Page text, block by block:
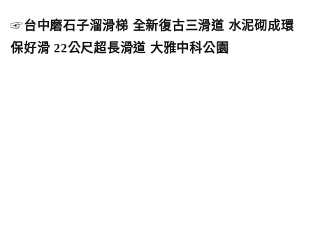
☞台中磨石子溜滑梯 全新復古三滑道 水泥砌成環
保好滑 22公尺超長滑道 大雅中科公園